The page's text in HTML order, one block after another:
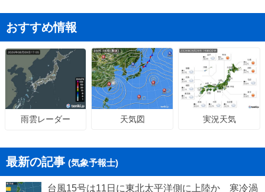
おすすめ情報
雨雲レーダー 天気図 実況天気
最新の記事 (気象予報士)
台風15号は11日に東北太平洋側に上陸か 寒冷渦